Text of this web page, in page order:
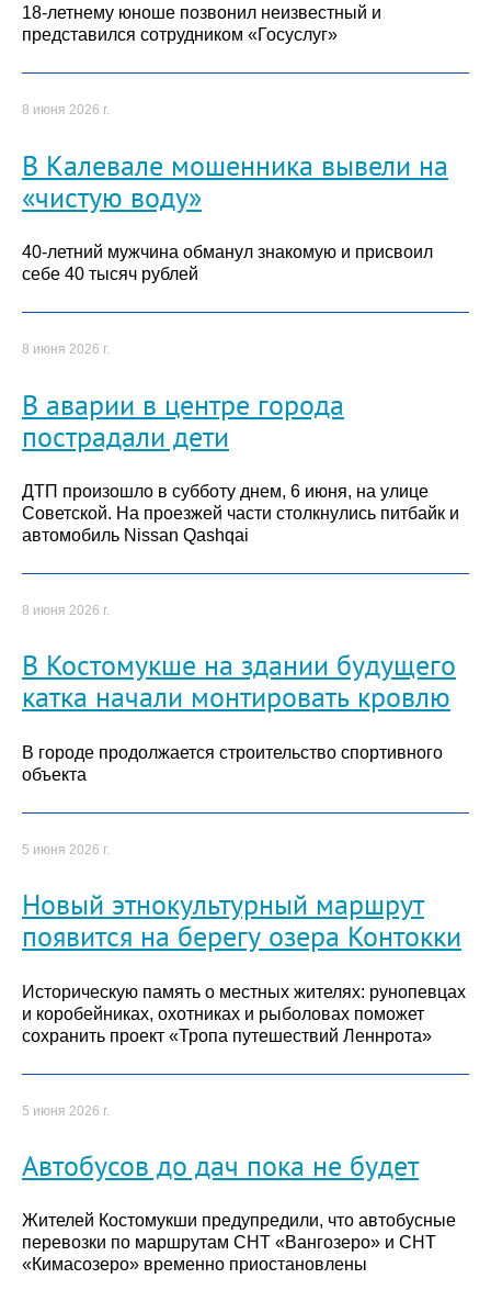
18-летнему юноше позвонил неизвестный и
представился сотрудником «Госуслуг»
8 июня 2026 г.
В Калевале мошенника вывели на
«чистую воду»
40-летний мужчина обманул знакомую и присвоил
себе 40 тысяч рублей
8 июня 2026 г.
В аварии в центре города
пострадали дети
ДТП произошло в субботу днем, 6 июня, на улице
Советской. На проезжей части столкнулись питбайк и
автомобиль Nissan Qashqai
8 июня 2026 г.
В Костомукше на здании будущего
катка начали монтировать кровлю
В городе продолжается строительство спортивного
объекта
5 июня 2026 г.
Новый этнокультурный маршрут
появится на берегу озера Контокки
Историческую память о местных жителях: рунопевцах
и коробейниках, охотниках и рыболовах поможет
сохранить проект «Тропа путешествий Леннрота»
5 июня 2026 г.
Автобусов до дач пока не будет
Жителей Костомукши предупредили, что автобусные
перевозки по маршрутам СНТ «Вангозеро» и СНТ
«Кимасозеро» временно приостановлены